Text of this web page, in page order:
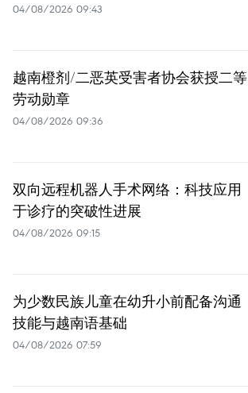
04/08/2026 09:43
越南橙剂/二恶英受害者协会获授二等
劳动勋章
04/08/2026 09:36
双向远程机器人手术网络：科技应用
于诊疗的突破性进展
04/08/2026 09:15
为少数民族儿童在幼升小前配备沟通
技能与越南语基础
04/08/2026 07:59